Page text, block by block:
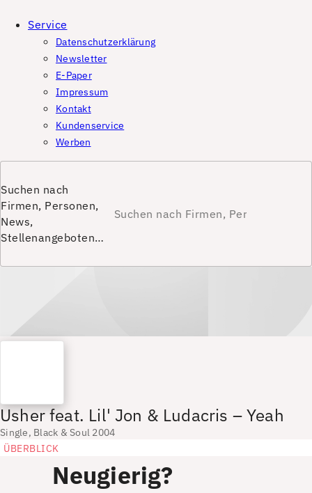
Service
Datenschutzerklärung
Newsletter
E-Paper
Impressum
Kontakt
Kundenservice
Werben
Suchen nach
Firmen, Personen,
News,
Stellenangeboten…
Usher feat. Lil' Jon & Ludacris – Yeah
Single, Black & Soul 2004
ÜBERBLICK
Neugierig?